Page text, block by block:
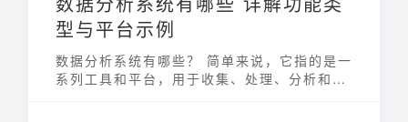
型与平台示例
数据分析系统有哪些？ 简单来说，它指的是一
系列工具和平台，用于收集、处理、分析和呈